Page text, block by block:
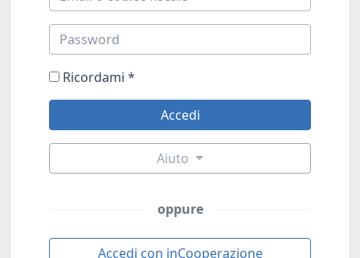
Ricordami *
Aiuto
oppure
Accedi con inCooperazione